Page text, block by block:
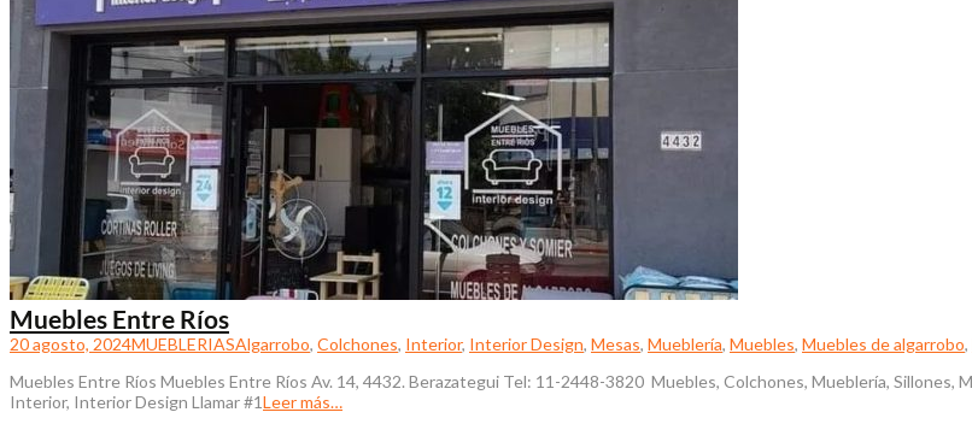
Muebles Entre Ríos
20 agosto, 2024MUEBLERIASAlgarrobo, Colchones, Interior, Interior Design, Mesas, Mueblería, Muebles, Muebles de algarrobo,
Muebles Entre Ríos Muebles Entre Ríos Av. 14, 4432. Berazategui Tel: 11-2448-3820 Muebles, Colchones, Mueblería, Sillones,
Interior, Interior Design Llamar #1Leer más…